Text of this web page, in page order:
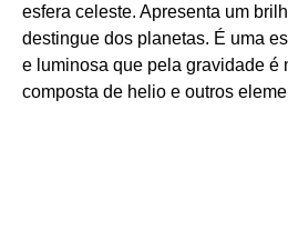
esfera celeste. Apresenta um
destingue dos planetas. É uma
e luminosa que pela gravidade é
composta de helio e outros